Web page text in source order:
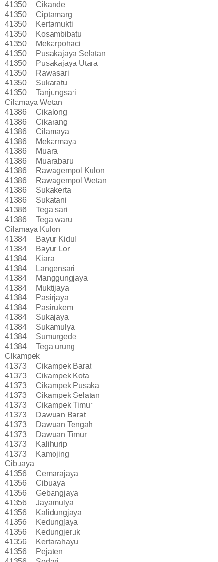
41350
Cikande
41350
Ciptamargi
41350
Kertamukti
41350
Kosambibatu
41350
Mekarpohaci
41350
Pusakajaya Selatan
41350
Pusakajaya Utara
41350
Rawasari
41350
Sukaratu
41350
Tanjungsari
Cilamaya Wetan
41386
Cikalong
41386
Cikarang
41386
Cilamaya
41386
Mekarmaya
41386
Muara
41386
Muarabaru
41386
Rawagempol Kulon
41386
Rawagempol Wetan
41386
Sukakerta
41386
Sukatani
41386
Tegalsari
41386
Tegalwaru
Cilamaya Kulon
41384
Bayur Kidul
41384
Bayur Lor
41384
Kiara
41384
Langensari
41384
Manggungjaya
41384
Muktijaya
41384
Pasirjaya
41384
Pasirukem
41384
Sukajaya
41384
Sukamulya
41384
Sumurgede
41384
Tegalurung
Cikampek
41373
Cikampek Barat
41373
Cikampek Kota
41373
Cikampek Pusaka
41373
Cikampek Selatan
41373
Cikampek Timur
41373
Dawuan Barat
41373
Dawuan Tengah
41373
Dawuan Timur
41373
Kalihurip
41373
Kamojing
Cibuaya
41356
Cemarajaya
41356
Cibuaya
41356
Gebangjaya
41356
Jayamulya
41356
Kalidungjaya
41356
Kedungjaya
41356
Kedungjeruk
41356
Kertarahayu
41356
Pejaten